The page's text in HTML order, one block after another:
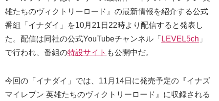
雄たちのヴィクトリーロード』の最新情報を紹介する公式
番組「イナダイ」を10月21日22時より配信すると発表し
た。配信は同社の公式YouTubeチャンネル「 LEVEL5ch 」
で行われ、番組の特設サイト も公開中だ。
今回の「イナダイ」では、11月14日に発売予定の『イナズ
マイレブン 英雄たちのヴィクトリーロード』に収録される